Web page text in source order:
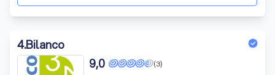
4.Bilanco
(3)
9,0